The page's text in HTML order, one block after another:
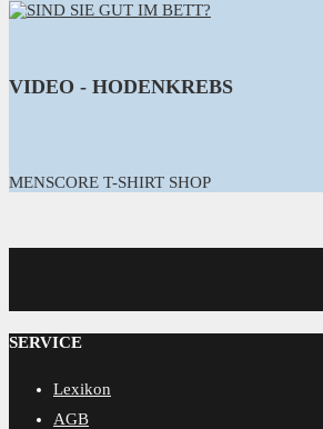
VIDEO - HODENKREBS
MENSCORE T-SHIRT SHOP
SERVICE
Lexikon
AGB